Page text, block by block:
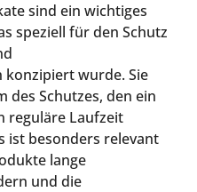
sind ein wichtiges
speziell für den Schutz
wurde. Sie
des Schutzes, den ein
reguläre Laufzeit
ist besonders relevant
lange
und die